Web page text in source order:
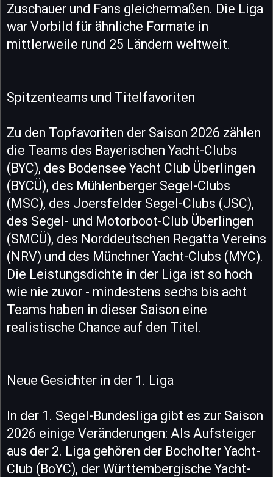
Zuschauer und Fans gleichermaßen. Die Liga
war Vorbild für ähnliche Formate in
mittlerweile rund 25 Ländern weltweit.
Spitzenteams und Titelfavoriten
Zu den Topfavoriten der Saison 2026 zählen
die Teams des Bayerischen Yacht-Clubs
(BYC), des Bodensee Yacht Club Überlingen
(BYCÜ), des Mühlenberger Segel-Clubs
(MSC), des Joersfelder Segel-Clubs (JSC),
des Segel- und Motorboot-Club Überlingen
(SMCÜ), des Norddeutschen Regatta Vereins
(NRV) und des Münchner Yacht-Clubs (MYC).
Die Leistungsdichte in der Liga ist so hoch
wie nie zuvor - mindestens sechs bis acht
Teams haben in dieser Saison eine
realistische Chance auf den Titel.
Neue Gesichter in der 1. Liga
In der 1. Segel-Bundesliga gibt es zur Saison
2026 einige Veränderungen: Als Aufsteiger
aus der 2. Liga gehören der Bocholter Yacht-
Club (BoYC), der Württembergische Yacht-